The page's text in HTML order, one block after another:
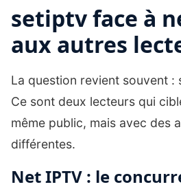
setiptv face à
aux autres
La question revient souvent :
Ce sont deux lecteurs qui
même public, mais avec des
différentes.
Net IPTV : le